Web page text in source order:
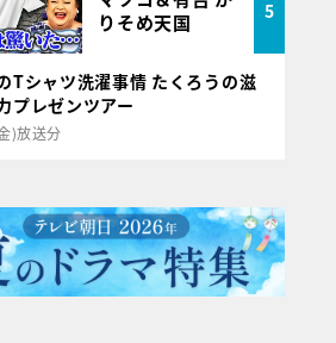
りそめ天国
5
Tシャツ洗濯事情 たくろうの滋
プレゼンツアー
)放送分